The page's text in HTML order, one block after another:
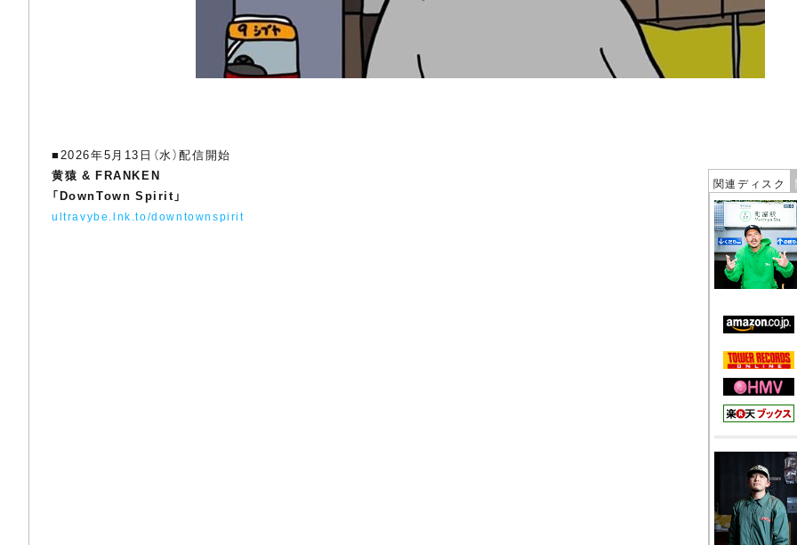
関連ディスク
■2026年5月13日（水）配信開始
黄猿 & FRANKEN
「DownTown Spirit」
ultravybe.lnk.to/downtownspirit